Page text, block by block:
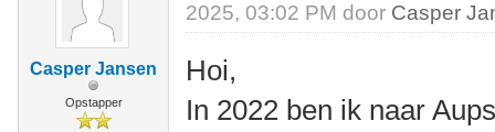
Casper Jansen
Opstapper
2025, 03:02 PM door Casper
Hoi,
In 2022 ben ik naar